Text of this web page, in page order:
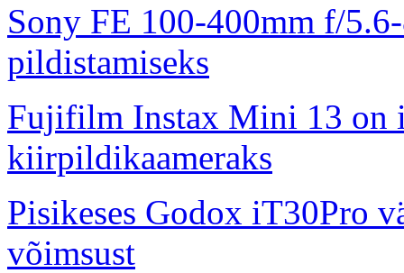
Sony FE 100-400mm f/
pildistamiseks
Fujifilm Instax Mini 13 on
kiirpildikaameraks
Pisikeses Godox iT30Pro
võimsust